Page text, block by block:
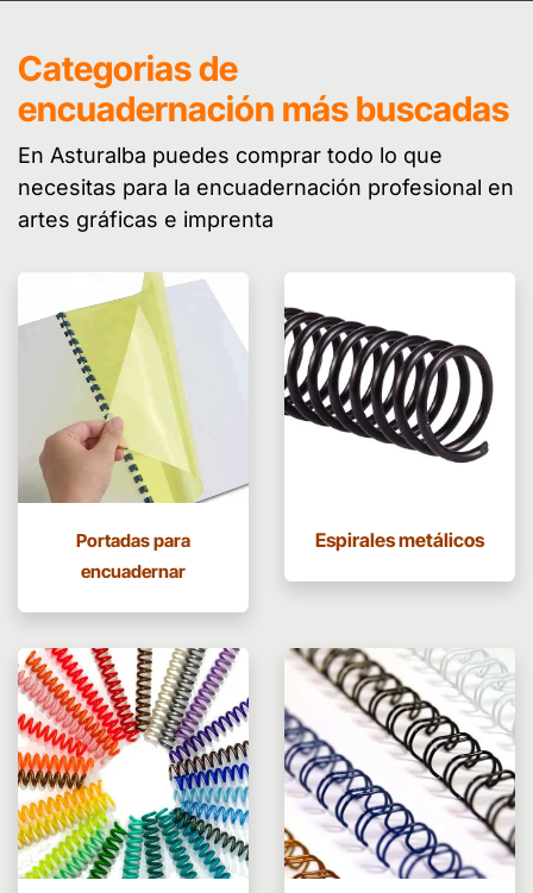
Categorias de
encuadernación más buscadas
En Asturalba puedes comprar todo lo que
necesitas para la encuadernación profesional en
artes gráficas e imprenta
Portadas para
encuadernar
Espirales metálicos